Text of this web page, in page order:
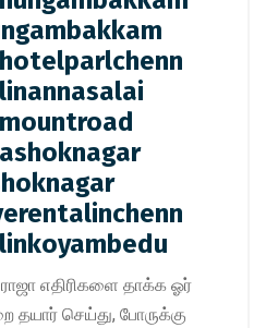
எதிரிகளை தாக்க ஓர்
செய்து, போருக்கு